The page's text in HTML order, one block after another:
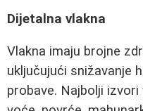
Dijetalna vlakna
Vlakna imaju brojne
uključujući snižavanje
probave. Najbolji